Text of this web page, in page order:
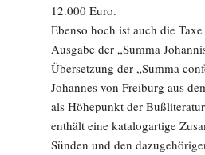
12.000 Euro.
Ebenso hoch ist auch die
Ausgabe der „Summa
Übersetzung der „Summa
Johannes von Freiburg aus
als Höhepunkt der
enthält eine katalogartige
Sünden und den